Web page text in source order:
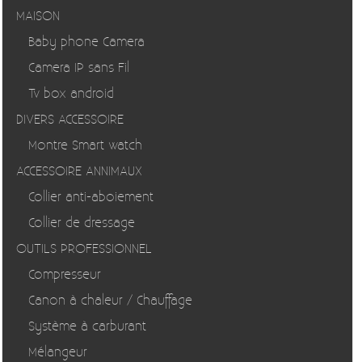
MAISON
Baby phone Camera
Camera IP sans Fil
Tv box android
DIVERS ACCESSOIRE
Montre Smart watch
ACCESSOIRE ANNIMAUX
Collier anti-aboiement
Collier de dressage
OUTILS PROFESSIONNEL
Compresseur
Canon à chaleur / Chauffage
Système à carburant
Mélangeur